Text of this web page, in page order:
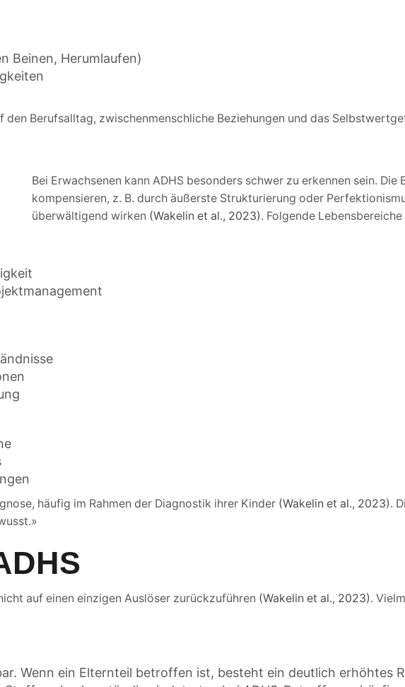
Beinen, Herumlaufen)
Berufsalltag, zwischenmenschliche Beziehungen und das
Bei Erwachsenen kann ADHS besonders schwer zu erkennen sein.
kompensieren, z. B. durch äußerste Strukturierung oder
überwältigend wirken (Wakelin et al., 2023). Folgende
häufig im Rahmen der Diagnostik ihrer Kinder (Wakelin et al., 2023).
auf einen einzigen Auslöser zurückzuführen (Wakelin et al., 2023).
Wenn ein Elternteil betroffen ist, besteht ein deutlich erhöhtes